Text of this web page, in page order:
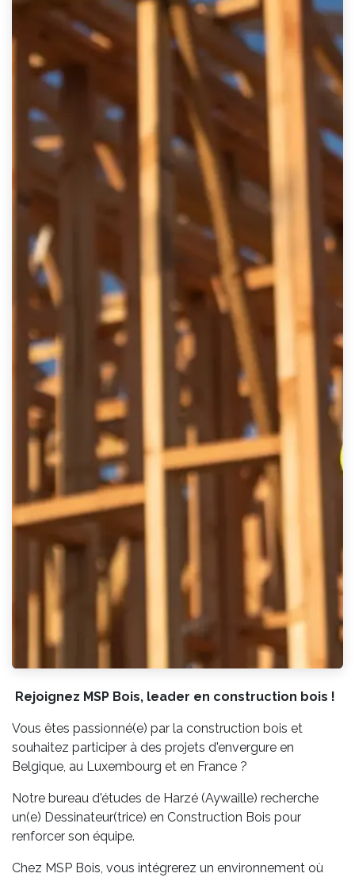
Rejoignez MSP Bois, leader en construction bois !
Vous êtes passionné(e) par la construction bois et
souhaitez participer à des projets d'envergure en
Belgique, au Luxembourg et en France ?
Notre bureau d'études de Harzé (Aywaille) recherche
un(e) Dessinateur(trice) en Construction Bois pour
renforcer son équipe.
Chez MSP Bois, vous intégrerez un environnement où